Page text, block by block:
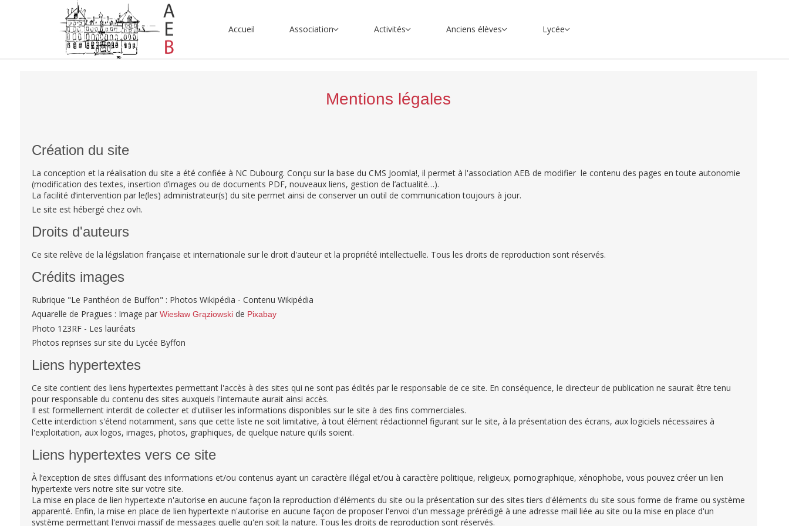
Accueil Association Activités Anciens élèves Lycée
Mentions légales
Création du site
La conception et la réalisation du site a été confiée à NC Dubourg. Conçu sur la base du CMS Joomla!, il permet à l'association AEB de modifier le contenu des pages en toute autonomie
(modification des textes, insertion d’images ou de documents PDF, nouveaux liens, gestion de l’actualité…).
La facilité d’intervention par le(les) administrateur(s) du site permet ainsi de conserver un outil de communication toujours à jour.
Le site est hébergé chez ovh.
Droits d'auteurs
Ce site relève de la législation française et internationale sur le droit d'auteur et la propriété intellectuelle. Tous les droits de reproduction sont réservés.
Crédits images
Rubrique "Le Panthéon de Buffon" : Photos Wikipédia - Contenu Wikipédia
Aquarelle de Pragues : Image par Wiesław Grąziowskide Pixabay
Photo 123RF - Les lauréats
Photos reprises sur site du Lycée Byffon
Liens hypertextes
Ce site contient des liens hypertextes permettant l'accès à des sites qui ne sont pas édités par le responsable de ce site. En conséquence, le directeur de publication ne saurait être tenu
pour responsable du contenu des sites auxquels l'internaute aurait ainsi accès.
Il est formellement interdit de collecter et d'utiliser les informations disponibles sur le site à des fins commerciales.
Cette interdiction s'étend notamment, sans que cette liste ne soit limitative, à tout élément rédactionnel figurant sur le site, à la présentation des écrans, aux logiciels nécessaires à
l'exploitation, aux logos, images, photos, graphiques, de quelque nature qu'ils soient.
Liens hypertextes vers ce site
À l’exception de sites diffusant des informations et/ou contenus ayant un caractère illégal et/ou à caractère politique, religieux, pornographique, xénophobe, vous pouvez créer un lien
hypertexte vers notre site sur votre site.
La mise en place de lien hypertexte n'autorise en aucune façon la reproduction d'éléments du site ou la présentation sur des sites tiers d'éléments du site sous forme de frame ou système
apparenté. Enfin, la mise en place de lien hypertexte n'autorise en aucune façon de proposer l'envoi d'un message prérédigé à une adresse mail liée au site ou la mise en place d'un
système permettant l'envoi massif de messages quelle qu'en soit la nature. Tous les droits de reproduction sont réservés.